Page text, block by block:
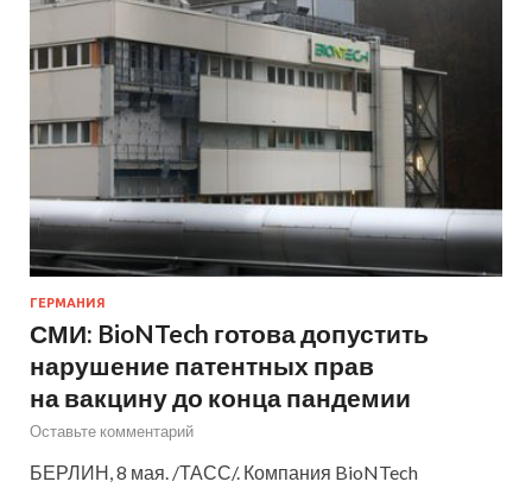
ГЕРМАНИЯ
СМИ: BioNTech готова допустить
нарушение патентных прав
на вакцину до конца пандемии
Оставьте комментарий
БЕРЛИН, 8 мая. /ТАСС/. Компания BioNTech